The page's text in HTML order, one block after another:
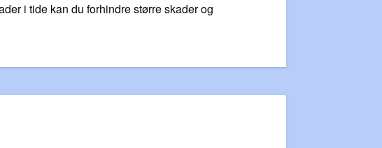
i tide kan du forhindre større skader og